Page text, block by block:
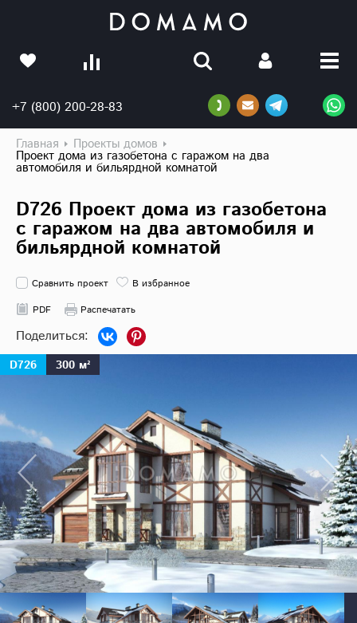
+7 (800) 200-28-83
Главная Проекты домов
Проект дома из газобетона с гаражом на два
автомобиля и бильярдной комнатой
D726 Проект дома из газобетона
с гаражом на два автомобиля и
бильярдной комнатой
Сравнить проект
В избранное
PDF
Распечатать
D726 300 м²